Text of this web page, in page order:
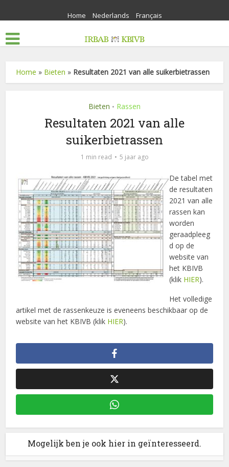
Home Nederlands Français
Home » Bieten » Resultaten 2021 van alle suikerbietrassen
Bieten • Rassen
Resultaten 2021 van alle
suikerbietrassen
1 min read 5 jaar ago
De tabel met
de resultaten
2021 van alle
rassen kan
worden
geraadpleeg
d op de
website van
het KBIVB
(klik HIER).
Het volledige
artikel met de rassenkeuze is eveneens beschikbaar op de
website van het KBIVB (klik HIER).
Mogelijk ben je ook hier in geïnteresseerd.